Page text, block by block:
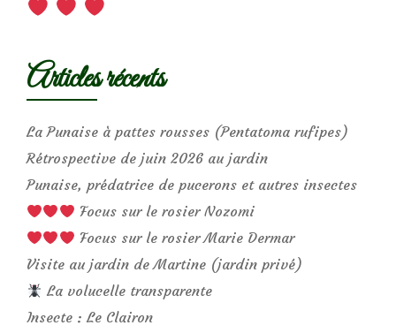
Articles récents
La Punaise à pattes rousses (Pentatoma rufipes)
Rétrospective de juin 2026 au jardin
Punaise, prédatrice de pucerons et autres insectes
Focus sur le rosier Nozomi
Focus sur le rosier Marie Dermar
Visite au jardin de Martine (jardin privé)
La volucelle transparente
Insecte : Le Clairon